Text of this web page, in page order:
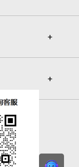
＋
＋
＋
＋